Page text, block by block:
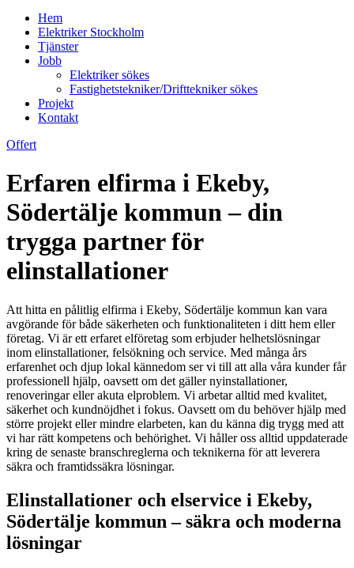
Hem
Elektriker Stockholm
Tjänster
Jobb
Elektriker sökes
Fastighetstekniker/Drifttekniker sökes
Projekt
Kontakt
Offert
Erfaren elfirma i Ekeby,
Södertälje kommun – din
trygga partner för
elinstallationer
Att hitta en pålitlig elfirma i Ekeby, Södertälje kommun kan vara
avgörande för både säkerheten och funktionaliteten i ditt hem eller
företag. Vi är ett erfaret elföretag som erbjuder helhetslösningar
inom elinstallationer, felsökning och service. Med många års
erfarenhet och djup lokal kännedom ser vi till att alla våra kunder får
professionell hjälp, oavsett om det gäller nyinstallationer,
renoveringar eller akuta elproblem. Vi arbetar alltid med kvalitet,
säkerhet och kundnöjdhet i fokus. Oavsett om du behöver hjälp med
större projekt eller mindre elarbeten, kan du känna dig trygg med att
vi har rätt kompetens och behörighet. Vi håller oss alltid uppdaterade
kring de senaste branschreglerna och teknikerna för att leverera
säkra och framtidssäkra lösningar.
Elinstallationer och elservice i Ekeby,
Södertälje kommun – säkra och moderna
lösningar